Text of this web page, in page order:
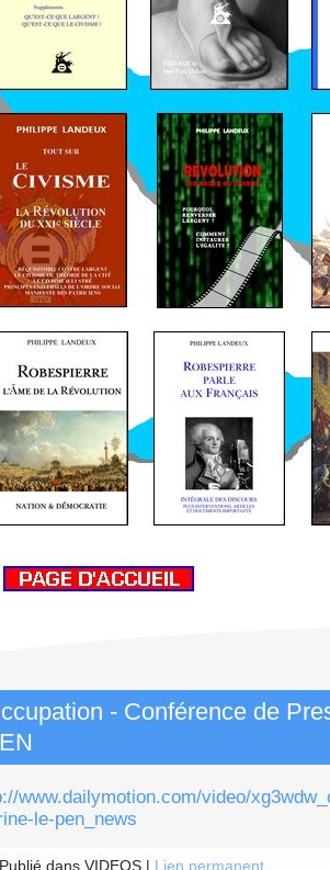
- Conférence de
www.dailymotion.com/video/
le-pen_news
Publié dans VIDEOS | Lien permanent